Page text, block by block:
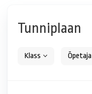
Tunniplaan
Klass Õpetaja